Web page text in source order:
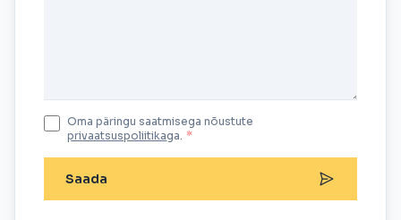
Oma päringu saatmisega nõustute
privaatsuspoliitikaga. *
Saada